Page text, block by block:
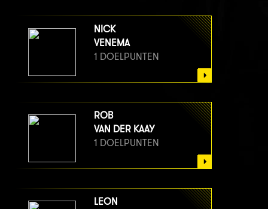
NICK
VENEMA
1 DOELPUNTEN
ROB
VAN DER KAAY
1 DOELPUNTEN
LEON